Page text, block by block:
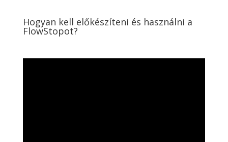
Hogyan kell előkészíteni és használni a
FlowStopot?